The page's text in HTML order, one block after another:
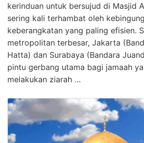
kerinduan untuk bersujud di Masjid
sering kali terhambat oleh
keberangkatan yang paling efisien.
metropolitan terbesar, Jakarta
Hatta) dan Surabaya (Bandara
pintu gerbang utama bagi jamaah
melakukan ziarah …